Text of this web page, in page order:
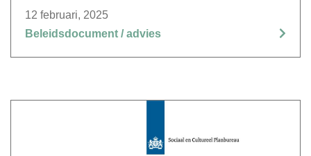
12 februari, 2025
Beleidsdocument / advies